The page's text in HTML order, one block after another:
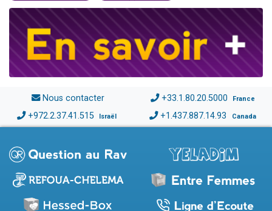
Nous contacter +33.1.80.20.5000 France
+972.2.37.41.515 Israël +1.437.887.14.93 Canada